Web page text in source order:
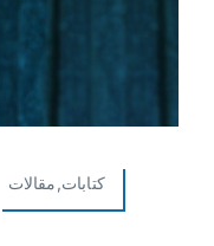
كتابات,مقالات